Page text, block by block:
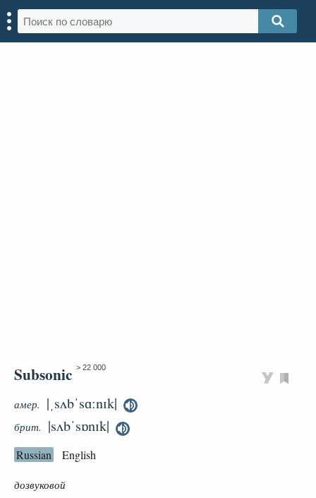
Subsonic > 22 000
амер. |ˌsʌbˈsɑːnɪk|
брит. |sʌbˈsɒnɪk|
Russian English
дозвуковой